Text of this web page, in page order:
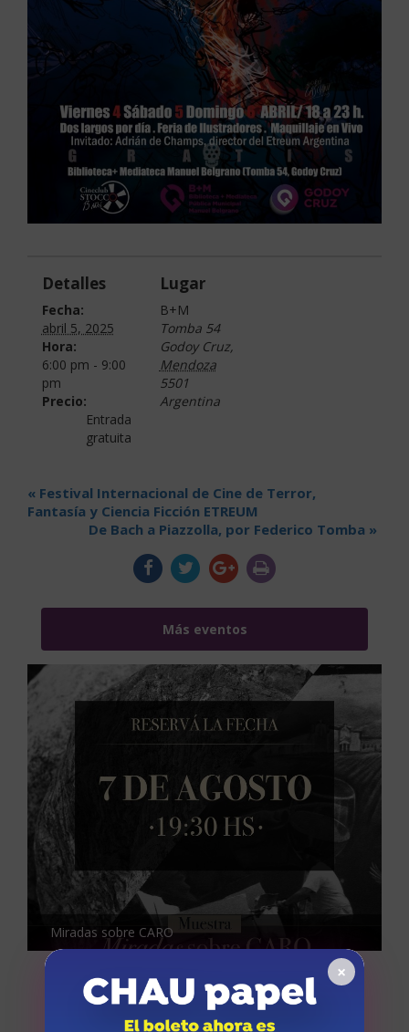
Detalles
Fecha:
abril 5, 2025
Hora:
6:00 pm - 9:00
pm
Precio:
Entrada
gratuita
Lugar
B+M
Tomba 54
Godoy Cruz,
Mendoza
5501
Argentina
« Festival Internacional de Cine de Terror,
Fantasía y Ciencia Ficción ETREUM
De Bach a Piazzolla, por Federico Tomba »
Más eventos
Miradas sobre CARO
×